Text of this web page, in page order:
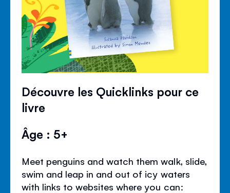
Découvre les Quicklinks pour ce
livre
Âge : 5+
Meet penguins and watch them walk, slide,
swim and leap in and out of icy waters
with links to websites where you can: